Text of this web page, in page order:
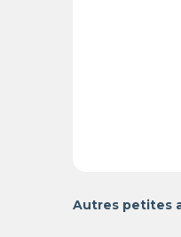
Autres petites